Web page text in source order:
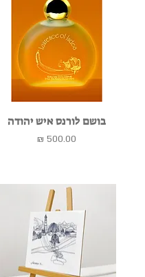
בושם לורנס איש יהודה
מחיר